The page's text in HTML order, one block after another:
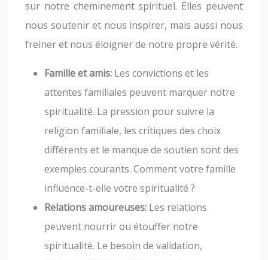
sur notre cheminement spirituel. Elles peuvent
nous soutenir et nous inspirer, mais aussi nous
freiner et nous éloigner de notre propre vérité.
Famille et amis: Les convictions et les
attentes familiales peuvent marquer notre
spiritualité. La pression pour suivre la
religion familiale, les critiques des choix
différents et le manque de soutien sont des
exemples courants. Comment votre famille
influence-t-elle votre spiritualité ?
Relations amoureuses: Les relations
peuvent nourrir ou étouffer notre
spiritualité. Le besoin de validation,